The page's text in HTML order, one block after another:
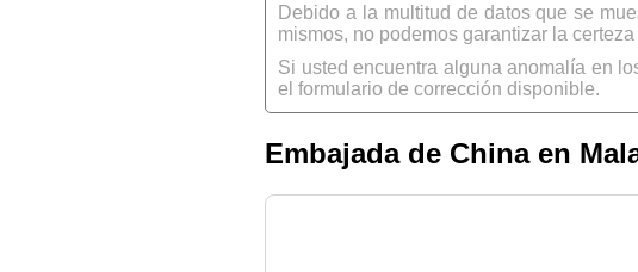
Debido a la multitud de datos que se
mismos, no podemos garantizar la certeza
Si usted encuentra alguna anomalía en
el formulario de corrección disponible.
Embajada de China en